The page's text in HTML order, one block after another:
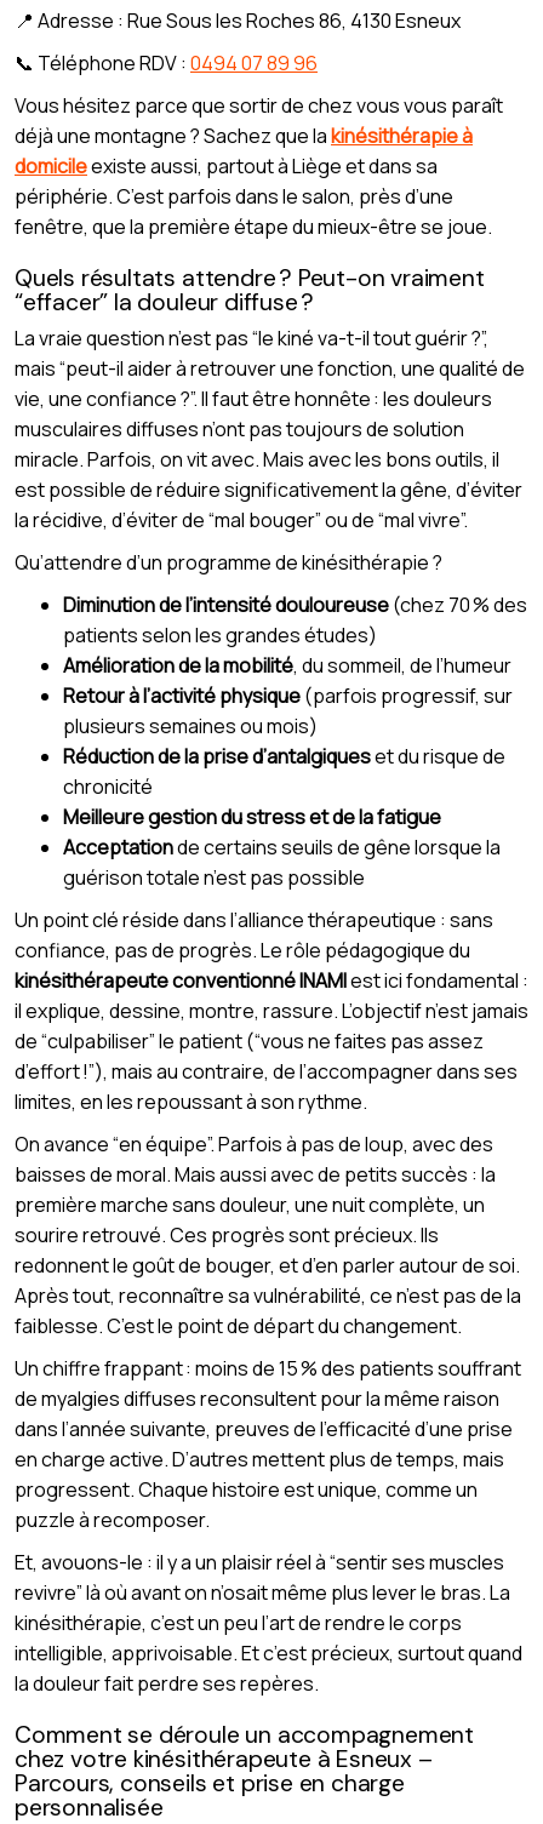
📍 Adresse : Rue Sous les Roches 86, 4130 Esneux
📞 Téléphone RDV : 0494 07 89 96
Vous hésitez parce que sortir de chez vous vous paraît
déjà une montagne ? Sachez que lakinésithérapie à
domicileexiste aussi, partout à Liège et dans sa
périphérie. C’est parfois dans le salon, près d’une
fenêtre, que la première étape du mieux-être se joue.
Quels résultats attendre ? Peut-on vraiment
“effacer” la douleur diffuse ?
La vraie question n’est pas “le kiné va-t-il tout guérir ?”,
mais “peut-il aider à retrouver une fonction, une qualité de
vie, une confiance ?”. Il faut être honnête : les douleurs
musculaires diffuses n’ont pas toujours de solution
miracle. Parfois, on vit avec. Mais avec les bons outils, il
est possible de réduire significativement la gêne, d’éviter
la récidive, d’éviter de “mal bouger” ou de “mal vivre”.
Qu’attendre d’un programme de kinésithérapie ?
Diminution de l’intensité douloureuse(chez 70 % des
patients selon les grandes études)
Amélioration de la mobilité, du sommeil, de l’humeur
Retour à l’activité physique(parfois progressif, sur
plusieurs semaines ou mois)
Réduction de la prise d’antalgiqueset du risque de
chronicité
Meilleure gestion du stress et de la fatigue
Acceptationde certains seuils de gêne lorsque la
guérison totale n’est pas possible
Un point clé réside dans l’alliance thérapeutique : sans
confiance, pas de progrès. Le rôle pédagogique du
kinésithérapeute conventionné INAMIest ici fondamental :
il explique, dessine, montre, rassure. L’objectif n’est jamais
de “culpabiliser” le patient (“vous ne faites pas assez
d’effort !”), mais au contraire, de l’accompagner dans ses
limites, en les repoussant à son rythme.
On avance “en équipe”. Parfois à pas de loup, avec des
baisses de moral. Mais aussi avec de petits succès : la
première marche sans douleur, une nuit complète, un
sourire retrouvé. Ces progrès sont précieux. Ils
redonnent le goût de bouger, et d’en parler autour de soi.
Après tout, reconnaître sa vulnérabilité, ce n’est pas de la
faiblesse. C’est le point de départ du changement.
Un chiffre frappant : moins de 15 % des patients souffrant
de myalgies diffuses reconsultent pour la même raison
dans l’année suivante, preuves de l’efficacité d’une prise
en charge active. D’autres mettent plus de temps, mais
progressent. Chaque histoire est unique, comme un
puzzle à recomposer.
Et, avouons-le : il y a un plaisir réel à “sentir ses muscles
revivre” là où avant on n’osait même plus lever le bras. La
kinésithérapie, c’est un peu l’art de rendre le corps
intelligible, apprivoisable. Et c’est précieux, surtout quand
la douleur fait perdre ses repères.
Comment se déroule un accompagnement
chez votre kinésithérapeute à Esneux –
Parcours, conseils et prise en charge
personnalisée